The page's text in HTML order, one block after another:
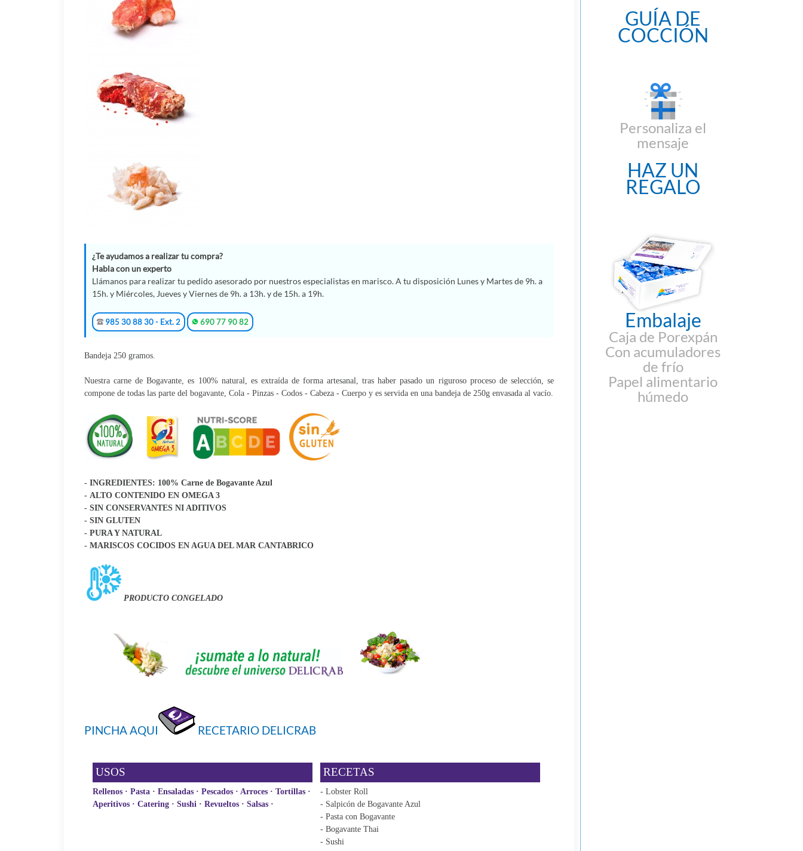
¿Te ayudamos a realizar tu compra?
Habla con un experto
Llámanos para realizar tu pedido asesorado por nuestros especialistas en marisco. A tu disposición Lunes y Martes de 9h. a
15h. y Miércoles, Jueves y Viernes de 9h. a 13h. y de 15h. a 19h.
985 30 88 30 - Ext. 2 690 77 90 82
Bandeja 250 gramos.
Nuestra carne de Bogavante, es 100% natural, es extraída de forma artesanal, tras haber pasado un riguroso proceso de selección, se
compone de todas las parte del bogavante, Cola - Pinzas - Codos - Cabeza - Cuerpo y es servida en una bandeja de 250g envasada al vacío.
- INGREDIENTES: 100% Carne de Bogavante Azul
- ALTO CONTENIDO EN OMEGA 3
- SIN CONSERVANTES NI ADITIVOS
- SIN GLUTEN
- PURA Y NATURAL
- MARISCOS COCIDOS EN AGUA DEL MAR CANTABRICO
PRODUCTO CONGELADO
PINCHA AQUI RECETARIO DELICRAB
USOS
Rellenos · Pasta · Ensaladas · Pescados · Arroces · Tortillas ·
Aperitivos · Catering · Sushi · Revueltos · Salsas ·
RECETAS
- Lobster Roll
- Salpicón de Bogavante Azul
- Pasta con Bogavante
- Bogavante Thai
- Sushi
GUÍA DE
COCCIÓN
Personaliza el
mensaje
HAZ UN
REGALO
Embalaje
Caja de Porexpán
Con acumuladores
de frío
Papel alimentario
húmedo